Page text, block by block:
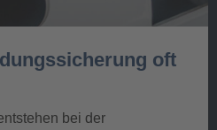
oft
bei der